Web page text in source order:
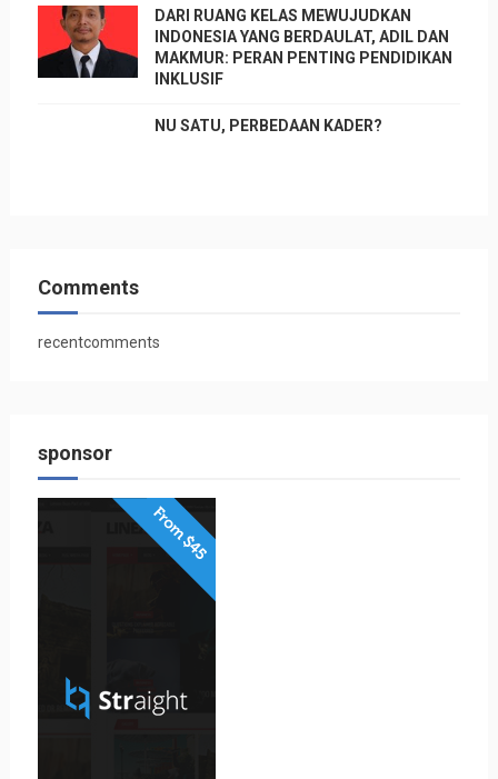
DARI RUANG KELAS MEWUJUDKAN
INDONESIA YANG BERDAULAT, ADIL DAN
MAKMUR: PERAN PENTING PENDIDIKAN
INKLUSIF
NU SATU, PERBEDAAN KADER?
Comments
recentcomments
sponsor